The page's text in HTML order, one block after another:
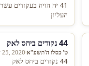
41 יה הויה בעקודים
העליון
44 נקודים ביחס לאק
ט' כסלו ה'תשפ"א·
25, 2020
44 נקודים ביחס לאק